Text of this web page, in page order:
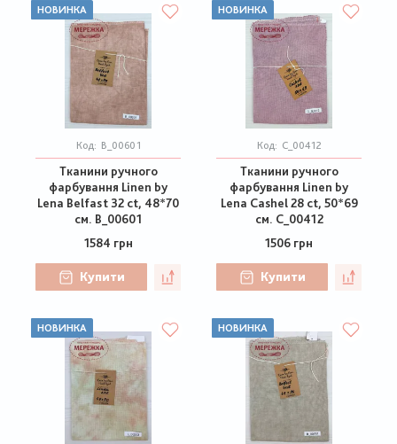
НОВИНКА
Код: B_00601
Тканини ручного
фарбування Linen by
Lena Belfast 32 ct, 48*70
см. B_00601
1584 грн
Купити
НОВИНКА
Код: C_00412
Тканини ручного
фарбування Linen by
Lena Cashel 28 ct, 50*69
см. C_00412
1506 грн
Купити
НОВИНКА НОВИНКА